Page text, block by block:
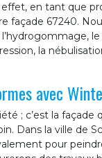
en tant que
façade 67240.
la
avec
; c’est la
Dans la ville de
pour